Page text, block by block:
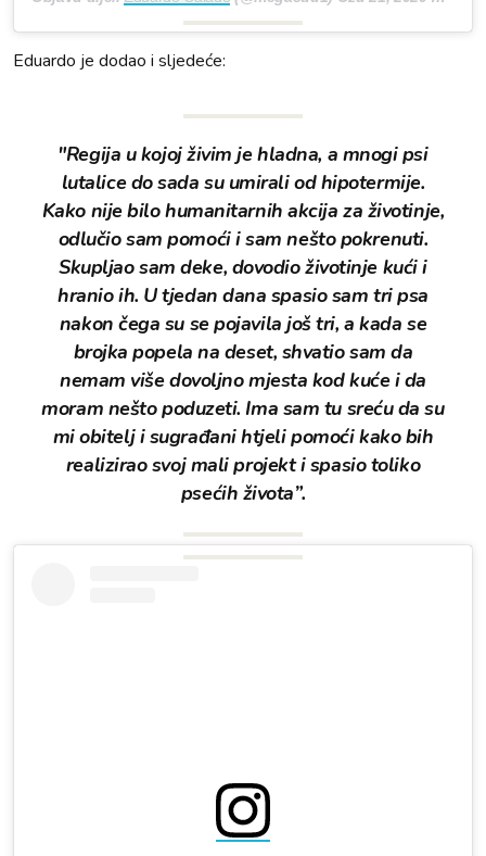
Eduardo je dodao i sljedeće:
"Regija u kojoj živim je hladna, a mnogi psi
lutalice do sada su umirali od hipotermije.
Kako nije bilo humanitarnih akcija za životinje,
odlučio sam pomoći i sam nešto pokrenuti.
Skupljao sam deke, dovodio životinje kući i
hranio ih. U tjedan dana spasio sam tri psa
nakon čega su se pojavila još tri, a kada se
brojka popela na deset, shvatio sam da
nemam više dovoljno mjesta kod kuće i da
moram nešto poduzeti. Ima sam tu sreću da su
mi obitelj i sugrađani htjeli pomoći kako bih
realizirao svoj mali projekt i spasio toliko
psećih života”.